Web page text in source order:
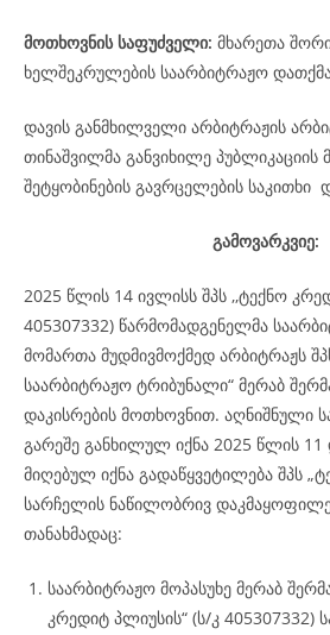
მოთხოვნის საფუძველი: მხარეთა
ხელშეკრულების საარბიტრაჟო
დავის განმხილველი არბიტრაჟის
თინაშვილმა განვიხილე პუბლიკაციის
შეტყობინების გავრცელების საკითხი
გამოვარკვიე:
2025 წლის 14 ივლისს შპს ,,ტექნო
405307332) წარმომადგენელმა
მომართა მუდმივმოქმედ არბიტრაჟს
საარბიტრაჟო ტრიბუნალი“ მერაბ
დაკისრების მოთხოვნით. აღნიშნული
გარეშე განხილულ იქნა 2025 წლის 11
მიღებულ იქნა გადაწყვეტილება შპს
სარჩელის ნაწილობრივ
თანახმადაც:
საარბიტრაჟო მოპასუხე მერაბ
კრედიტ პლიუსის“ (ს/კ 405307332)